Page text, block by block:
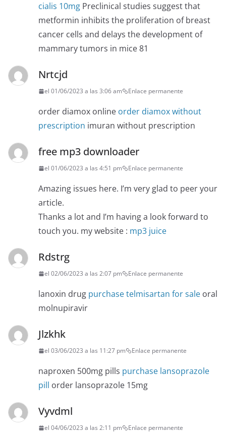
cialis 10mg Preclinical studies suggest that
metformin inhibits the proliferation of breast
cancer cells and delays the development of
mammary tumors in mice 81
Nrtcjd
el 01/06/2023 a las 3:06 am Enlace permanente
order diamox online order diamox without
prescription imuran without prescription
free mp3 downloader
el 01/06/2023 a las 4:51 pm Enlace permanente
Amazing issues here. I’m very glad to peer your
article.
Thanks a lot and I’m having a look forward to
touch you. my website : mp3 juice
Rdstrg
el 02/06/2023 a las 2:07 pm Enlace permanente
lanoxin drug purchase telmisartan for sale oral
molnupiravir
Jlzkhk
el 03/06/2023 a las 11:27 pm Enlace permanente
naproxen 500mg pills purchase lansoprazole
pill order lansoprazole 15mg
Vyvdml
el 04/06/2023 a las 2:11 pm Enlace permanente